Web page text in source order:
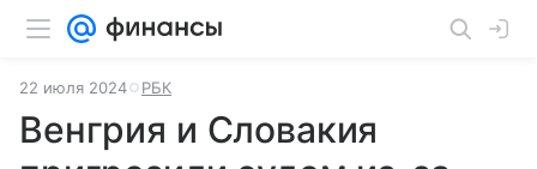
22 июля 2024 РБК
Венгрия и Словакия